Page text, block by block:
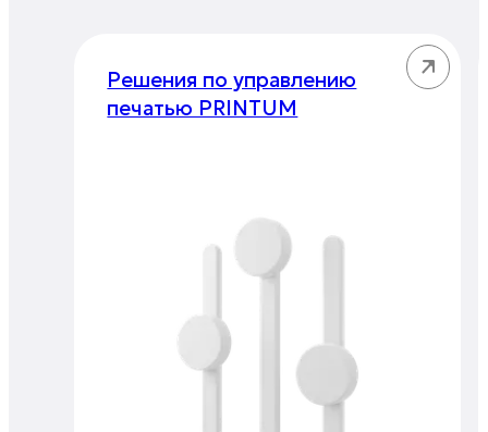
Решения по управлению
печатью PRINTUM